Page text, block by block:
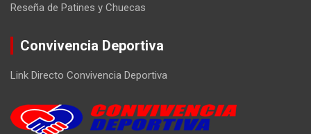
Reseña de Patines y Chuecas
Convivencia Deportiva
Link Directo Convivencia Deportiva